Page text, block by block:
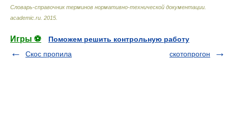
Словарь-справочник терминов нормативно-технической документации
academic.ru 2015
Игры ⚽
Поможем решить контрольную работу
Скос пропила
скотопрогон